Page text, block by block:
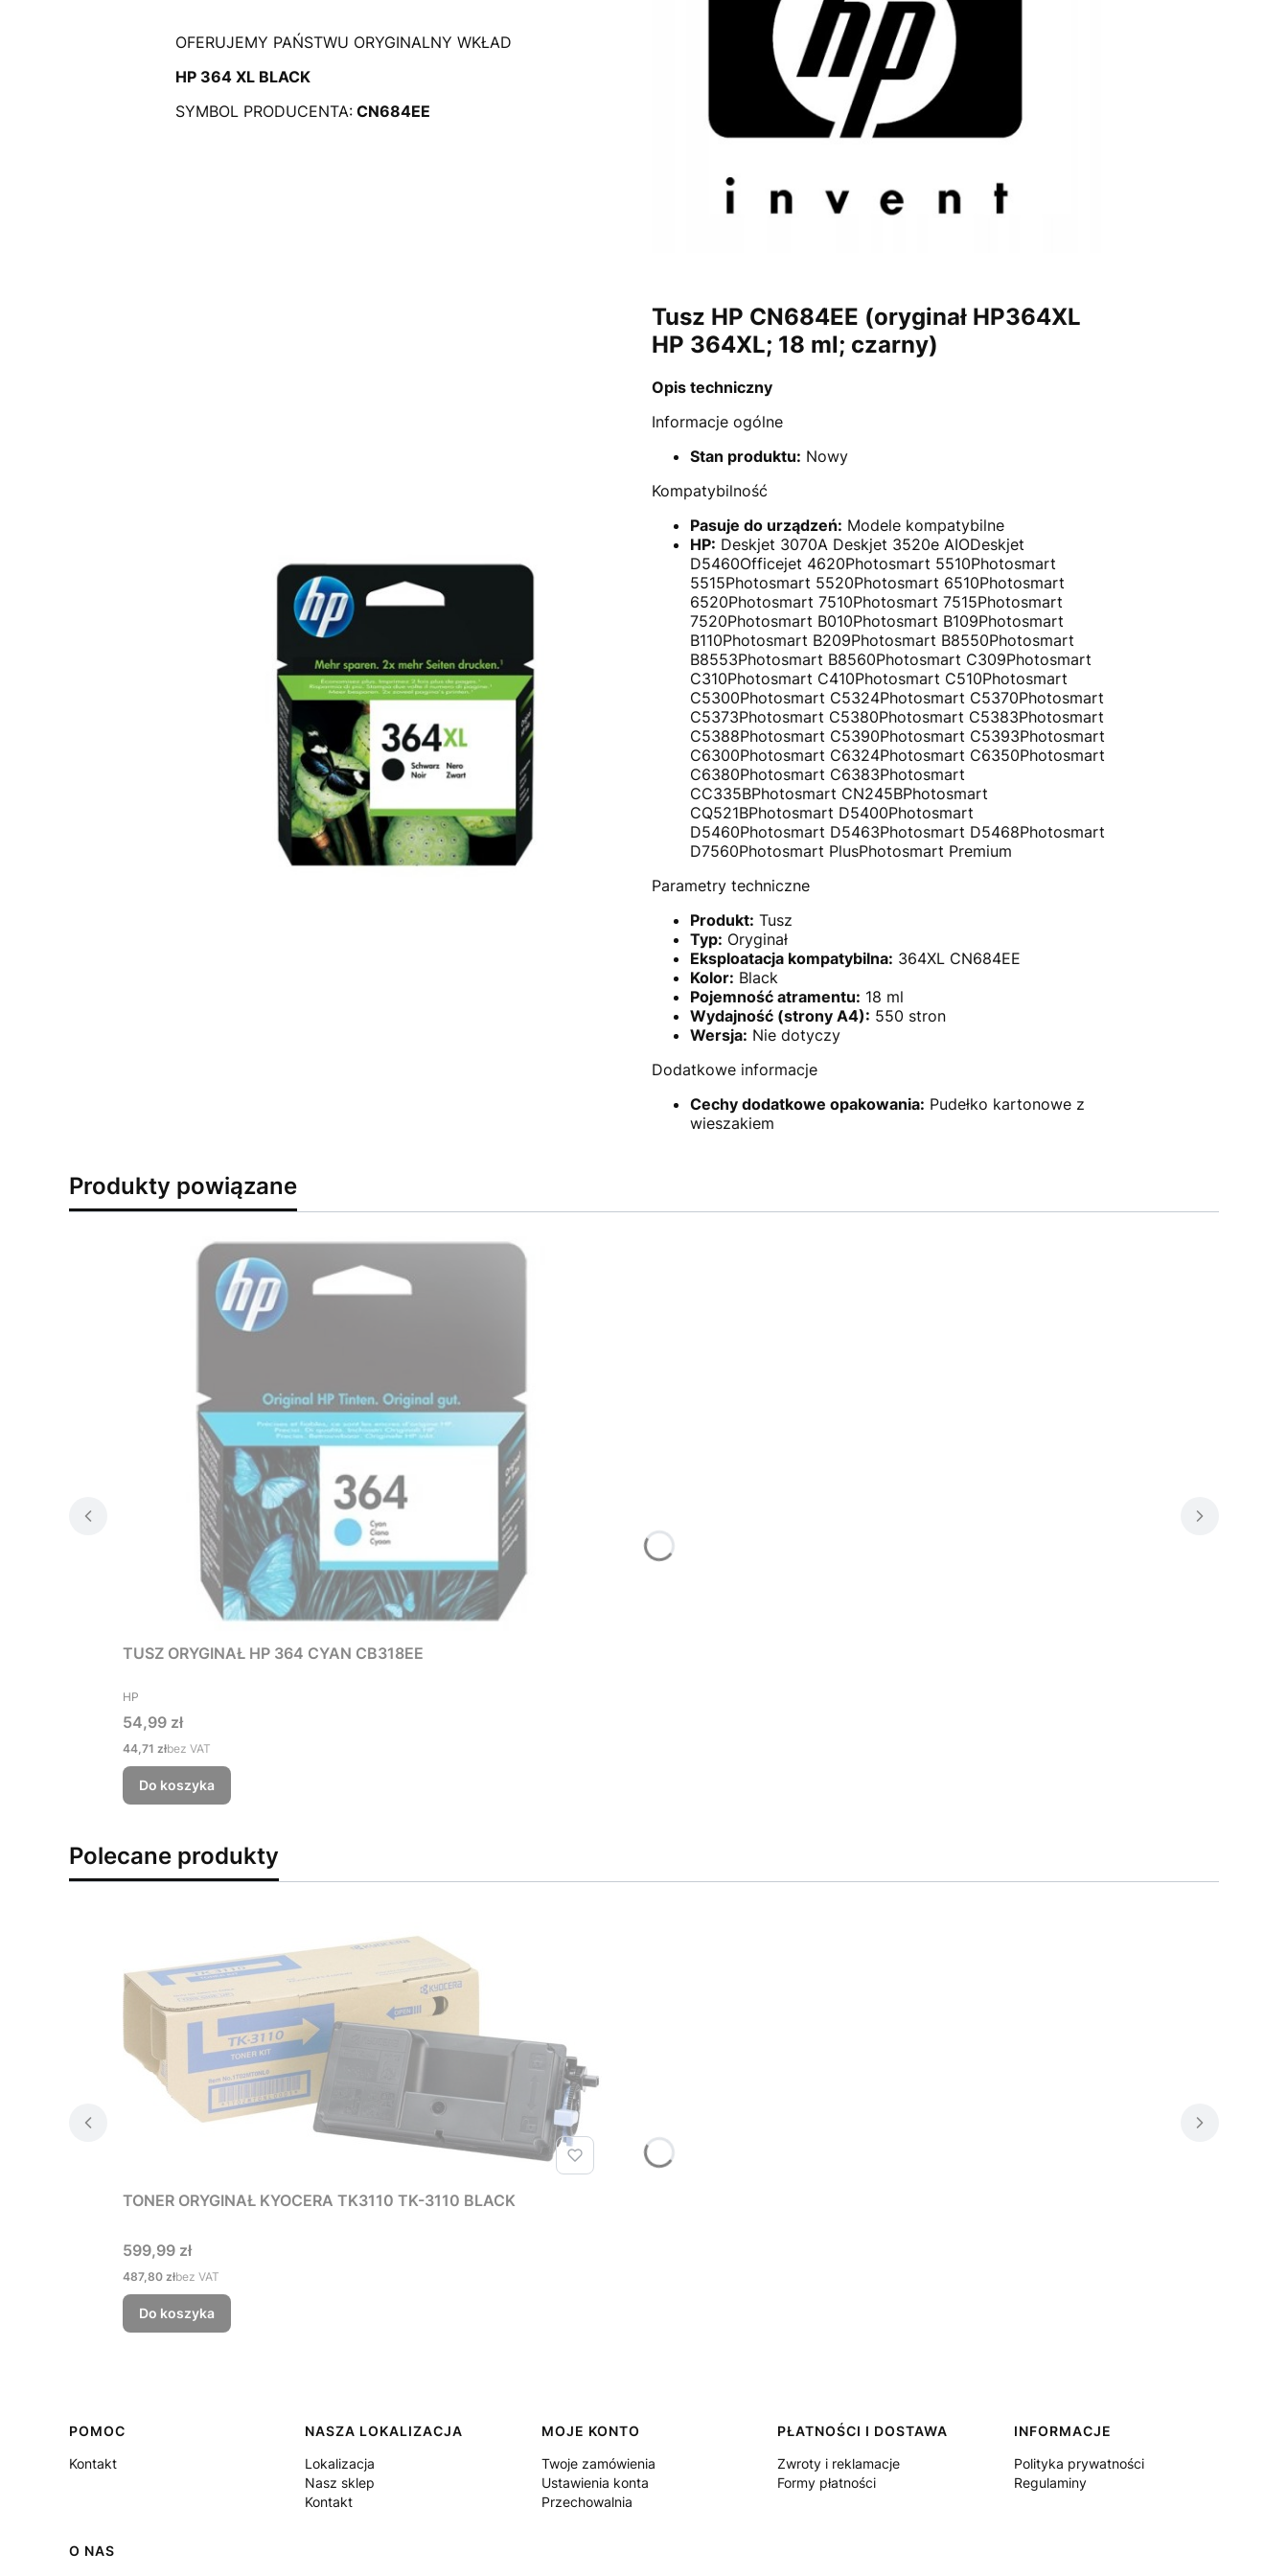
OFERUJEMY PAŃSTWU ORYGINALNY WKŁAD
HP 364 XL BLACK
SYMBOL PRODUCENTA:CN684EE
Tusz HP CN684EE (oryginał HP364XL
HP 364XL; 18 ml; czarny)
Opis techniczny
Informacje ogólne
Stan produktu: Nowy
Kompatybilność
Pasuje do urządzeń: Modele kompatybilne
HP: Deskjet 3070A Deskjet 3520e AIODeskjet
D5460Officejet 4620Photosmart 5510Photosmart
5515Photosmart 5520Photosmart 6510Photosmart
6520Photosmart 7510Photosmart 7515Photosmart
7520Photosmart B010Photosmart B109Photosmart
B110Photosmart B209Photosmart B8550Photosmart
B8553Photosmart B8560Photosmart C309Photosmart
C310Photosmart C410Photosmart C510Photosmart
C5300Photosmart C5324Photosmart C5370Photosmart
C5373Photosmart C5380Photosmart C5383Photosmart
C5388Photosmart C5390Photosmart C5393Photosmart
C6300Photosmart C6324Photosmart C6350Photosmart
C6380Photosmart C6383Photosmart
CC335BPhotosmart CN245BPhotosmart
CQ521BPhotosmart D5400Photosmart
D5460Photosmart D5463Photosmart D5468Photosmart
D7560Photosmart PlusPhotosmart Premium
Parametry techniczne
Produkt: Tusz
Typ: Oryginał
Eksploatacja kompatybilna: 364XL CN684EE
Kolor: Black
Pojemność atramentu: 18 ml
Wydajność (strony A4): 550 stron
Wersja: Nie dotyczy
Dodatkowe informacje
Cechy dodatkowe opakowania: Pudełko kartonowe z
wieszakiem
Produkty powiązane
TUSZ ORYGINAŁ HP 364 CYAN CB318EE
PRODUCENT
HP
Cena
54,99 zł
Cena
44,71 złbez VAT
Do koszyka
Polecane produkty
TONER ORYGINAŁ KYOCERA TK3110 TK-3110 BLACK
Cena
599,99 zł
Cena
487,80 złbez VAT
Do koszyka
Linki w stopce
POMOC
Kontakt
NASZA LOKALIZACJA
Lokalizacja
Nasz sklep
Kontakt
MOJE KONTO
Twoje zamówienia
Ustawienia konta
Przechowalnia
PŁATNOŚCI I DOSTAWA
Zwroty i reklamacje
Formy płatności
INFORMACJE
Polityka prywatności
Regulaminy
O NAS